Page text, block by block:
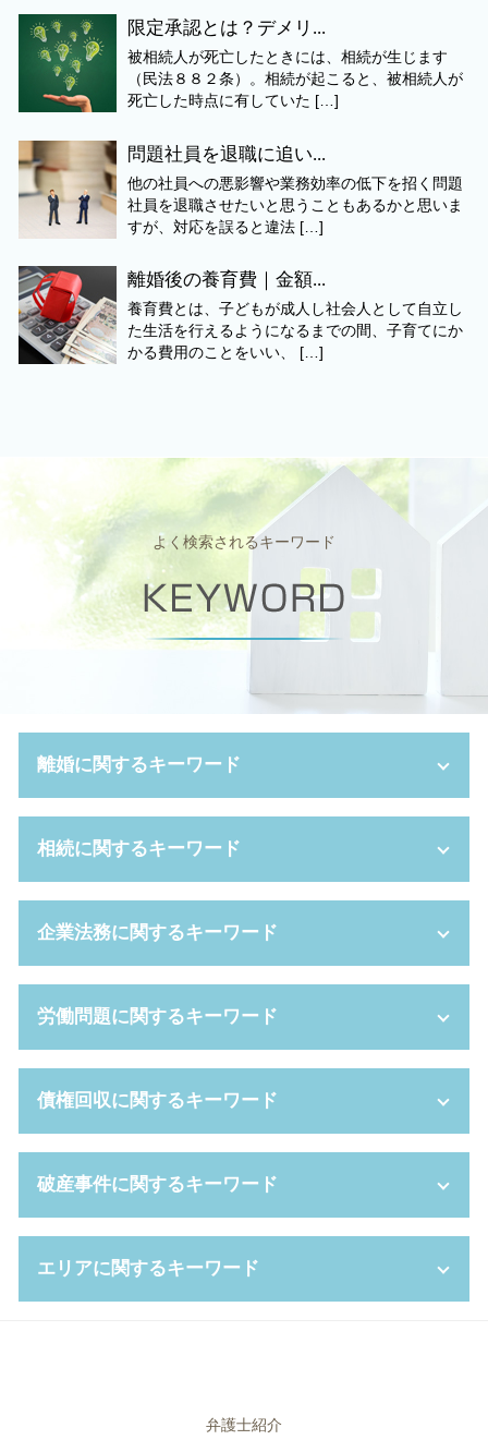
限定承認とは？デメリ...
被相続人が死亡したときには、相続が生じます
（民法８８２条）。相続が起こると、被相続人が
死亡した時点に有していた […]
問題社員を退職に追い...
他の社員への悪影響や業務効率の低下を招く問題
社員を退職させたいと思うこともあるかと思いま
すが、対応を誤ると違法 […]
離婚後の養育費｜金額...
養育費とは、子どもが成人し社会人として自立し
た生活を行えるようになるまでの間、子育てにか
かる費用のことをいい、 […]
よく検索されるキーワード
離婚に関するキーワード
離婚裁判 弁護士なし
養育費 決め方
財産分与 割合
養育費 減額
モラハラ 離婚 慰謝料
離婚裁判 期間
離婚裁判 費用 誰が払う
ギャンブル依存症 離婚
財産分与 対象
養育費 平均
養育費 調停
親権争い 父親が勝つ場合
相続に関するキーワード
相続財産 調査
代理権 とは
任意後見人 手続き
家庭裁判所 成年後見人
遺言書 開封
任意後見 制度
公正証書遺言 必要書類
任意後見制度 デメリット
遺言 執行者
相続放棄 期間
企業法務に関するキーワード
戦略 法務
パワハラ 慰謝料 相場
セクハラ 職場
企業 コンプライアンス
管理監督者
不利益変更 就業規則
簡易 株式交換
新設 分割
労働問題に関するキーワード
労働契約法 違反
労働 契約
普通 解雇
時間外 上限規制
労働 契約書
労働 紛争
自己都合退職 とは
債権回収に関するキーワード
差し押さえ 手続き
支払督促 流れ
債権 譲渡
民事再生 デメリット
破産事件に関するキーワード
破産法
自己破産後 クレジットカード
自己破産 申し立て後
エリアに関するキーワード
弁護士紹介